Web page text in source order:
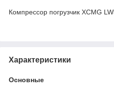
Компрессор погрузчик XCMG
Характеристики
Основные